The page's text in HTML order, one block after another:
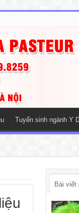
Tuyển sinh ngành Y
Bài viết